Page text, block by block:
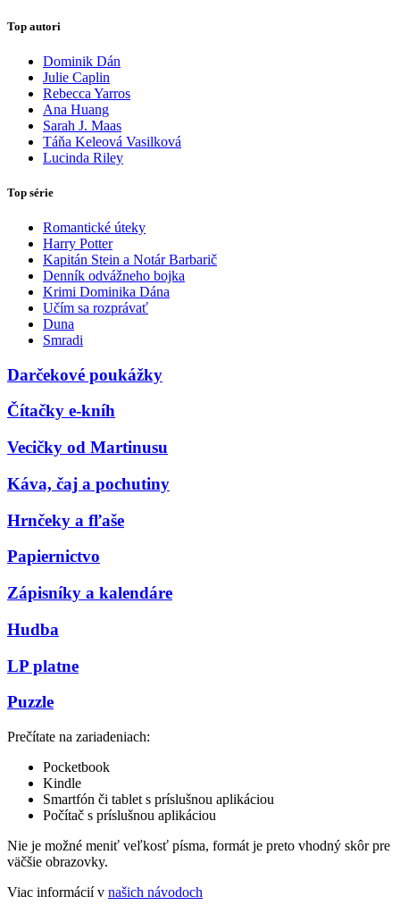
Top autori
Dominik Dán
Julie Caplin
Rebecca Yarros
Ana Huang
Sarah J. Maas
Táňa Keleová Vasilková
Lucinda Riley
Top série
Romantické úteky
Harry Potter
Kapitán Stein a Notár Barbarič
Denník odvážneho bojka
Krimi Dominika Dána
Učím sa rozprávať
Duna
Smradi
Darčekové poukážky
Čítačky e-kníh
Vecičky od Martinusu
Káva, čaj a pochutiny
Hrnčeky a fľaše
Papiernictvo
Zápisníky a kalendáre
Hudba
LP platne
Puzzle
Prečítate na zariadeniach:
Pocketbook
Kindle
Smartfón či tablet s príslušnou aplikáciou
Počítač s príslušnou aplikáciou
Nie je možné meniť veľkosť písma, formát je preto vhodný skôr pre
väčšie obrazovky.
Viac informácií v našich návodoch